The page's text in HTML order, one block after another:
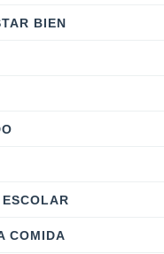
BIEN
COMIDA